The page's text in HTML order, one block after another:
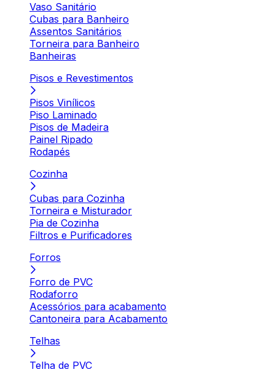
Vaso Sanitário
Cubas para Banheiro
Assentos Sanitários
Torneira para Banheiro
Banheiras
Pisos e Revestimentos
Pisos Vinílicos
Piso Laminado
Pisos de Madeira
Painel Ripado
Rodapés
Cozinha
Cubas para Cozinha
Torneira e Misturador
Pia de Cozinha
Filtros e Purificadores
Forros
Forro de PVC
Rodaforro
Acessórios para acabamento
Cantoneira para Acabamento
Telhas
Telha de PVC